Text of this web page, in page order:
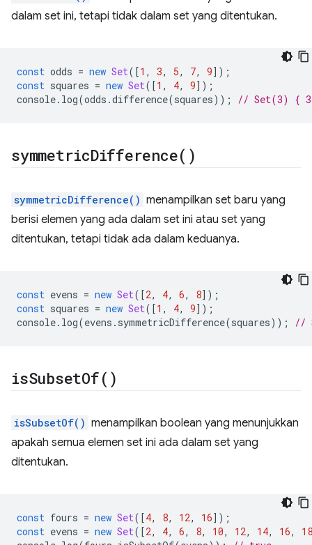
dalam set ini, tetapi tidak dalam set yang ditentukan.
const odds = new Set([1 , 3, 5, 7, 9]);
const squares = new Set([1 , 4, 9]);
console. log(odds .difference(squares)); // Set(3) {
symmetricDifference( )
symmetricDifference() menampilkan set baru yang
berisi elemen yang ada dalam set ini atau set yang
ditentukan, tetapi tidak ada dalam keduanya.
const evens = new Set([2, 4, 6, 8]);
const squares = new Set([1 , 4, 9]);
console. log(evens . symmetricDifference(squares)); //
isSubsetOf( )
isSubsetOf() menampilkan boolean yang menunjukkan
apakah semua elemen set ini ada dalam set yang
ditentukan.
const fours = new Set([4, 8, 12, 16]);
const evens = new Set([2, 4, 6, 8, 10, 12, 14, 16,
18